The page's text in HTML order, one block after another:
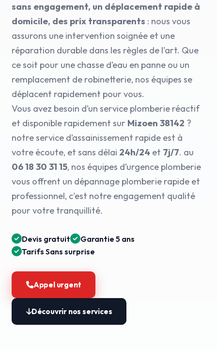
sans engagement, un déplacement rapide à
domicile, des prix transparents : nous vous
assurons une intervention soignée et une
réparation durable dans les règles de l'art. Que
ce soit pour une chasse d’eau en panne ou un
remplacement de robinetterie, nos équipes se
déplacent rapidement pour vous.
Vous avez besoin d’un service plomberie réactif
et disponible rapidement sur Mizoen 38142 ?
notre service d’assainissement rapide est à
votre écoute, et sans délai 24h/24 et 7j/7. au
06 18 30 31 15, nos équipes d’urgence plomberie
vous offrent un dépannage plomberie rapide et
professionnel, c'est notre engagement qualité
pour votre tranquillité.
Devis gratuit
Garantie 5 ans
Tarifs Sans surprise
Appel urgent
Découvrir nos services